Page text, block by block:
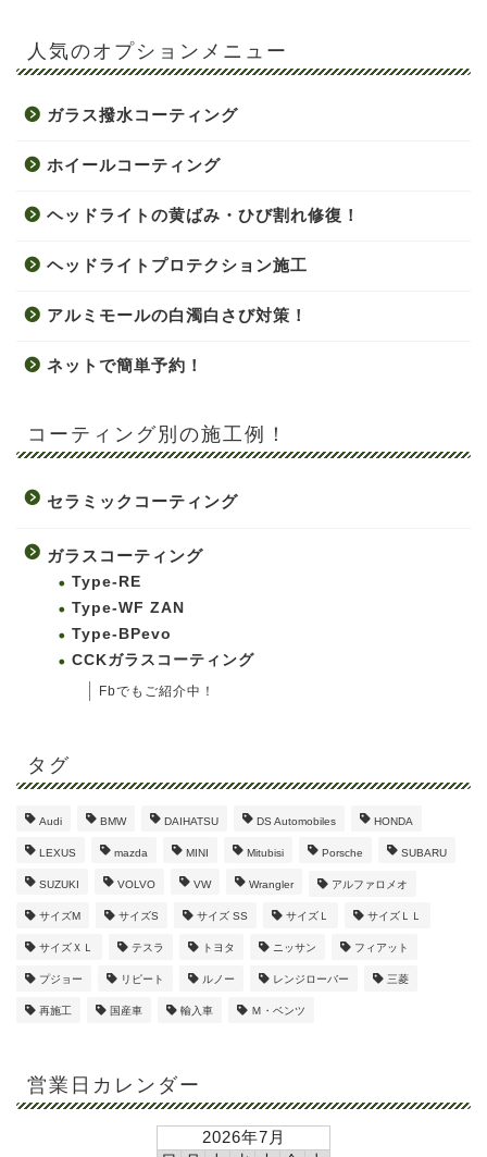
人気のオプションメニュー
ガラス撥水コーティング
ホイールコーティング
ヘッドライトの黄ばみ・ひび割れ修復！
ヘッドライトプロテクション施工
アルミモールの白濁白さび対策！
ネットで簡単予約！
コーティング別の施工例！
セラミックコーティング
ガラスコーティング
Type-RE
Type-WF ZAN
Type-BPevo
CCKガラスコーティング
Fbでもご紹介中！
タグ
Audi BMW DAIHATSU DS Automobiles HONDA
LEXUS mazda MINI Mitubisi Porsche SUBARU
SUZUKI VOLVO VW Wrangler アルファロメオ
サイズM サイズS サイズ SS サイズＬ サイズＬＬ
サイズＸＬ テスラ トヨタ ニッサン フィアット
プジョー リピート ルノー レンジローバー 三菱
再施工 国産車 輸入車 Ｍ・ベンツ
営業日カレンダー
2026年7月